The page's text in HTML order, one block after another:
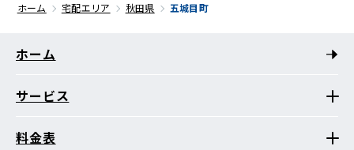
ホーム 宅配エリア 秋田県 五城目町
ホーム
サービス
料金表